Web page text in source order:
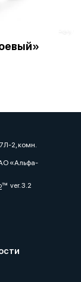
2, комн.
«Альфа-
ver. 3.2